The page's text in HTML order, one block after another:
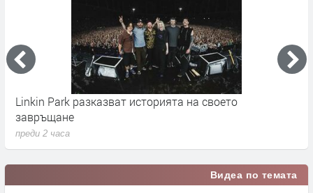
Linkin Park разказват историята на своето
завръщане
преди 2 часа
Видеа по темата